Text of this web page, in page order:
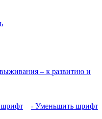
шрифт - Уменьшить шрифт